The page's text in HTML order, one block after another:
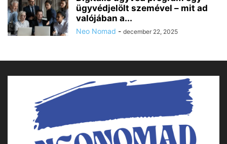
ügyvédjelölt szemével – mit ad
valójában a...
Neo Nomad - december 22, 2025